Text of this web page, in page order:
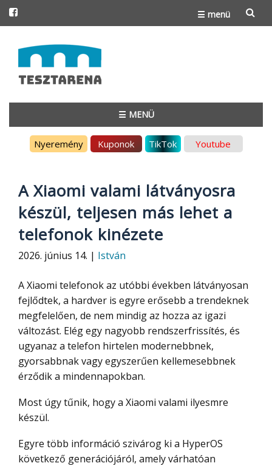
☰ menü
to
content
☰ MENÜ
Nyeremény Kuponok TikTok Youtube
A Xiaomi valami látványosra
készül, teljesen más lehet a
telefonok kinézete
2026. június 14. | István
A Xiaomi telefonok az utóbbi években látványosan
fejlődtek, a hardver is egyre erősebb a trendeknek
megfelelően, de nem mindig az hozza az igazi
változást. Elég egy nagyobb rendszerfrissítés, és
ugyanaz a telefon hirtelen modernebbnek,
gyorsabbnak vagy egyszerűen kellemesebbnek
érződik a mindennapokban.
Most úgy tűnik, hogy a Xiaomi valami ilyesmre
készül.
Egyre több információ szivárog ki a HyperOS
következő generációjáról, amely várhatóan